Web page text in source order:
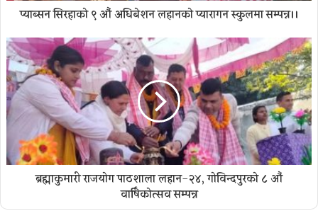
प्याब्सन सिरहाको ९ औं अधिबेशन लहानकाे प्यारागन स्कुलमा सम्पन्न।।
ब्रह्माकुमारी राजयोग पाठशाला लहान-२४, गोविन्दपुरको ८ औं
वार्षिकोत्सव सम्पन्न